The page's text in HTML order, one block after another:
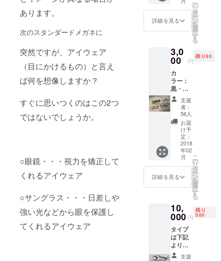
あります。
次のスタンダードメガネに
突然ですが、アイウェア
（目にかけるもの）と言え
ば何を想像しますか？
すぐに思いつくのはこの2つ
ではないでしょうか。
○眼鏡・・・視力を矯正して
くれるアイウェア
○サングラス・・・日差しや
強い光などから眼を保護し
てくれるアイウェア
成形の総合
メーカーで
す。近年で
技術の研究
開発や新し
い事業の創
出を図るこ
とを目的に
産官学連携
の取組みを
行っていま
す。皆様の
ご支援を賜
お願い申し
・㈱前澤金
型ホーム
ページ
http://www.m
aezawa-
mold.jp/
詳細を見る
の
リ
タ
ー
ン
を
選
択
す
る
3,0
00 円
残り80
カ
ラー：
黒・
赤・
茶・紫
の4色 ※
各色限
定20個
となり
ます。
※色を指
定され
る場合
は、コ
メント
欄にご
色を入
力くだ
さい。
支援
者：
56人
お届
け予
定：
2018
年02
月
詳細を見る
こ
の
リ
タ
ー
ン
を
選
択
す
る
10,
000 円
残り
500
タイプ
は下記
よりお
選びく
支援